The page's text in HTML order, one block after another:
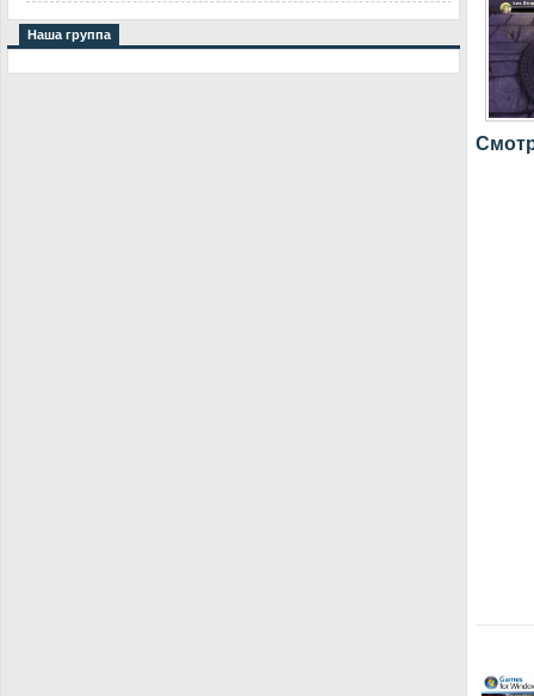
Наша группа